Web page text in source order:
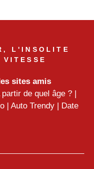
L'INSOLITE
sites amis
partir de quel âge ? |
| Auto Trendy | Date